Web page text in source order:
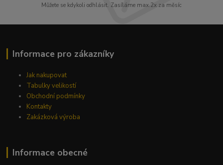
Můžete se kdykoli odhlásit. Zasíláme max.2x za měsíc
Informace pro zákazníky
Jak nakupovat
Tabulky velikostí
Obchodní podmínky
Kontakty
Zakázková výroba
Informace obecné